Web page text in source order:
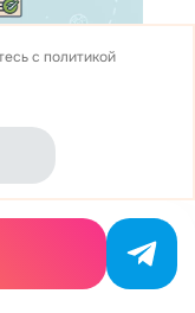
настоящая
как параноик:
обратную
с политикой